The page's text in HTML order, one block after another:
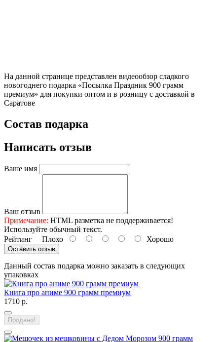
На данной странице представлен видеообзор сладкого
новогоднего подарка «Посылка Праздник 900 грамм
премиум» для покупки оптом и в розницу с доставкой в
Саратове
Состав подарка
Написать отзыв
Ваше имя
Ваш отзыв
Примечание: HTML разметка не поддерживается!
Используйте обычный текст.
Рейтинг Плохо Хорошо
Оставить отзыв
Данный состав подарка можно заказать в следующих
упаковках
Книга про аниме 900 грамм премиум
1710 р.
Продано!